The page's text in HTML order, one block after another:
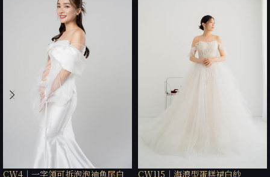
CW4｜一字領可拆泡泡袖魚尾白
CW115｜海浪型蛋糕裙白紗